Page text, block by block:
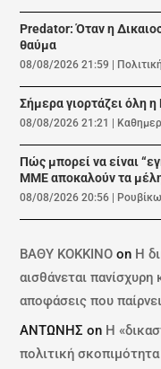
Predator: Όταν η
θαύμα
08/08/2026 21:59 |
Σήμερα γιορτάζει όλη
08/08/2026 21:21 |
Πώς μπορεί να είναι
ΜΜΕ αποκαλούν τα μέλη
08/08/2026 20:56 |
ΒΑΘΥ ΚΟΚΚΙΝΟ on Η
αισθάνεται πανίσχυρη
αποφάσεις που
ΑΝΤΩΝΗΣ on Η
πολιτική